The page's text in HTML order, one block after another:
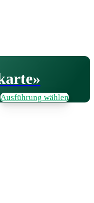
Ausführung wählen